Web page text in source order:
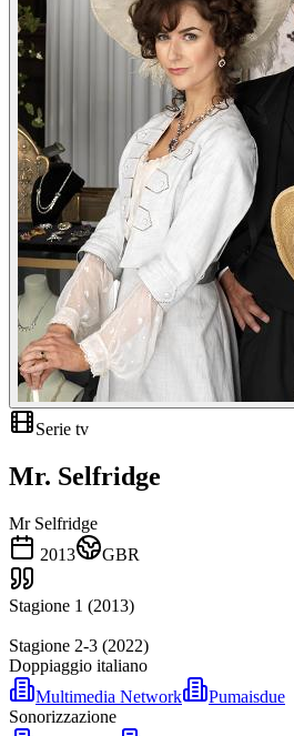
Serie tv
Mr. Selfridge
Mr Selfridge
2013
GBR
Stagione 1 (2013)
Stagione 2-3 (2022)
Doppiaggio italiano
Multimedia Network
Pumaisdue
Sonorizzazione